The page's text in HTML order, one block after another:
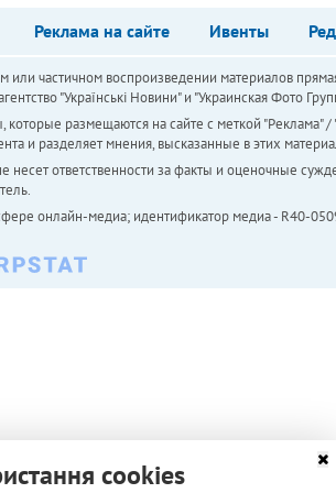
Реклама на сайте Ивенты
или частичном воспроизведении материалов
"Українськi Новини" и "Украинская Фото
которые размещаются на сайте с меткой "Реклама"
и разделяет мнения, высказанные в этих
несет ответственности за факты и оценочные
онлайн-медиа; идентификатор медиа - R40-
cookies